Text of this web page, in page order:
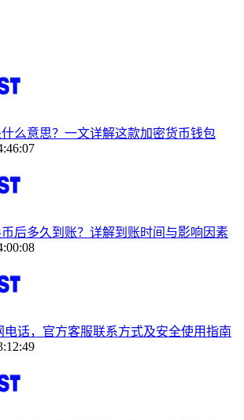
什么意思？一文详解这款加密货币钱包
币后多久到账？详解到账时间与影响因素
电话，官方客服联系方式及安全使用指南